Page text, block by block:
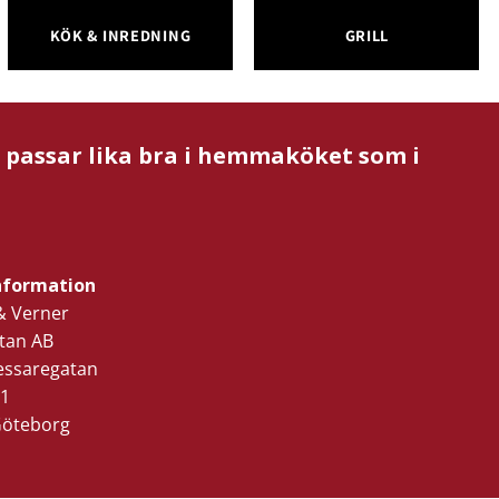
KÖK & INREDNING GRILL
lika bra i hemmaköket som i
Verner
AB